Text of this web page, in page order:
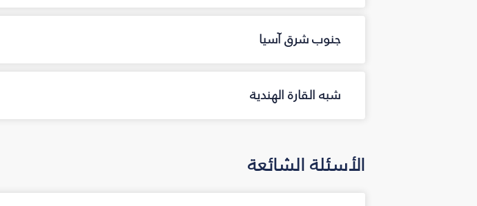
جنوب شرق آسيا
شبه القارة الهندية
الأسئلة الشائعة